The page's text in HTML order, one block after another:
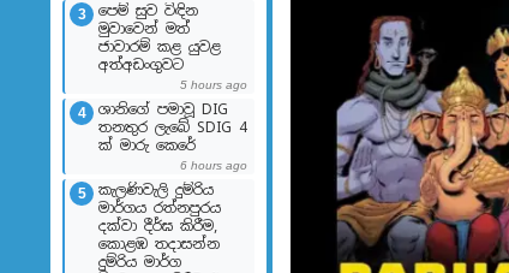
3
පෙම් සුව විඳින
මුවාවෙන් මත්
ජාවාරම් කළ යුවළ
අත්අඩංගුවට
5 hours ago
4
ශානිගේ පමාවූ DIG
තනතුර ලැබේ SDIG 4
ක් මාරු කෙරේ
6 hours ago
5
කැලණිවැලි දුම්රිය
මාර්ගය රත්නපුරය
දක්වා දීර්ඝ කිරීම,
කොළඹ තදාසන්න
දුම්රිය මාර්ග